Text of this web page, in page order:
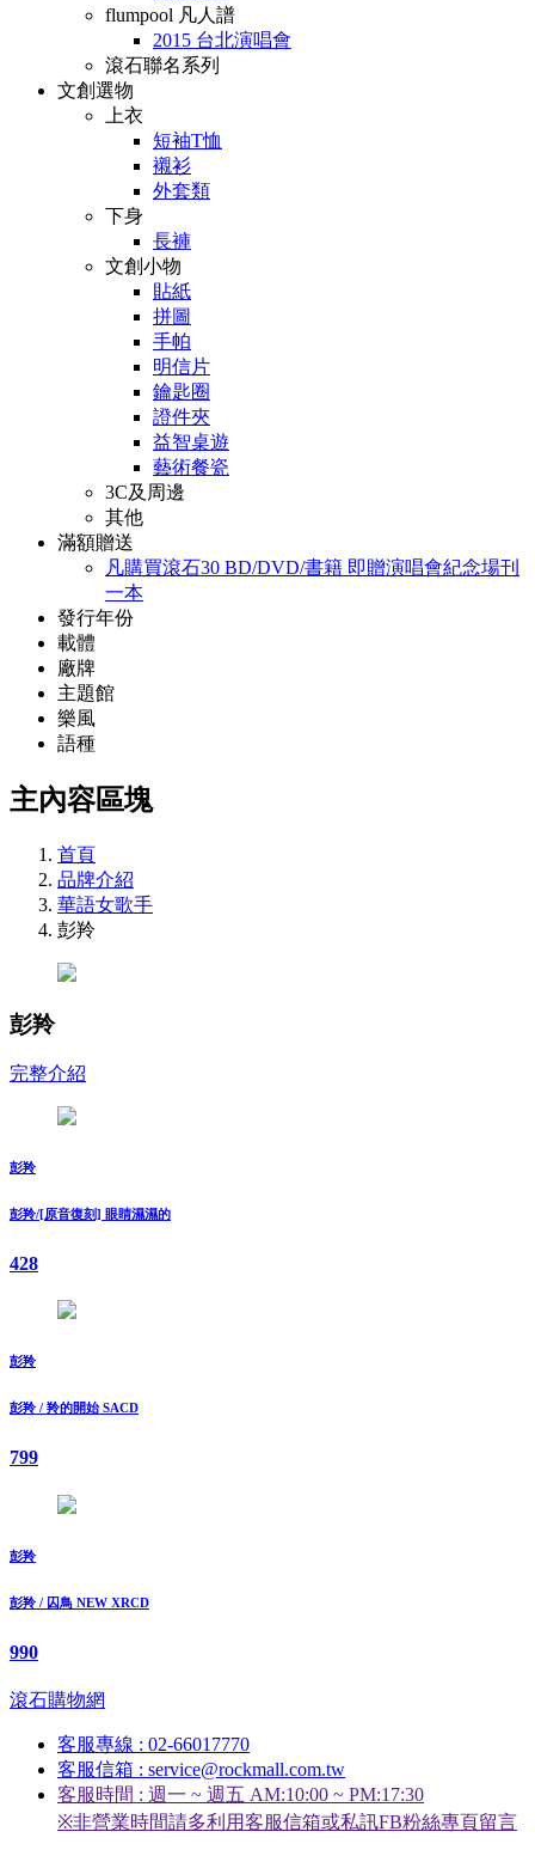
flumpool 凡人譜
2015 台北演唱會
滾石聯名系列
文創選物
上衣
短袖T恤
襯衫
外套類
下身
長褲
文創小物
貼紙
拼圖
手帕
明信片
鑰匙圈
證件夾
益智桌遊
藝術餐瓷
3C及周邊
其他
滿額贈送
凡購買滾石30 BD/DVD/書籍 即贈演唱會紀念場刊
一本
發行年份
載體
廠牌
主題館
樂風
語種
主內容區塊
首頁
品牌介紹
華語女歌手
彭羚
彭羚
完整介紹
彭羚
彭羚/[原音復刻] 眼睛濕濕的
428
彭羚
彭羚 / 羚的開始 SACD
799
彭羚
彭羚 / 囚鳥 NEW XRCD
990
滾石購物網
客服專線 : 02-66017770
客服信箱 : service@rockmall.com.tw
客服時間 : 週一 ~ 週五 AM:10:00 ~ PM:17:30
※非營業時間請多利用客服信箱或私訊FB粉絲專頁留言